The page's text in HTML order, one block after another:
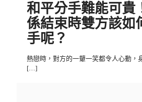
和平分手難能可貴
係結束時雙方該如
手呢？
熱戀時，對方的一顰一笑都令人心動，
[…]